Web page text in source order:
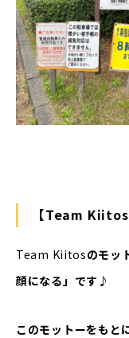
【Team Kiitos
Team Kiitosのモッ
顔になる」です♪
このモットーをもとに